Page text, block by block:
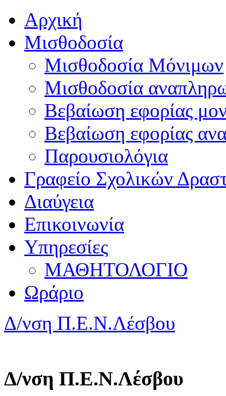
Αρχική
Μισθοδοσία
Μισθοδοσία Μόνιμων
Μισθοδοσία
Βεβαίωση εφορίας
Βεβαίωση εφορίας
Παρουσιολόγια
Γραφείο Σχολικών
Διαύγεια
Επικοινωνία
Υπηρεσίες
ΜΑΘΗΤΟΛΟΓΙΟ
Ωράριο
Δ/νση Π.Ε.Ν.Λέσβου
Δ/νση Π.Ε.Ν.Λέσβου